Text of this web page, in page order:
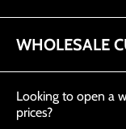
WHOLESALE
Looking to open a
prices?